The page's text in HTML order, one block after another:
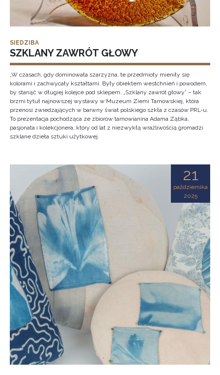
SIEDZIBA
SZKLANY ZAWRÓT GŁOWY
„W czasach, gdy dominowała szarzyzna, te przedmioty mieniły się
kolorami i zachwycały kształtami. Były obiektem westchnień i powodem,
by stanąć w długiej kolejce pod sklepem. „Szklany zawrót głowy” – tak
brzmi tytuł najnowszej wystawy w Muzeum Ziemi Tarnowskiej, która
przenosi zwiedzających w barwny świat polskiego szkła z czasów PRL-u.
To prezentacja pochodząca ze zbiorów tarnowianina Adama Ząbka,
pasjonata i kolekcjonera, który od lat z niezwykłą wrażliwością gromadzi
szklane dzieła sztuki użytkowej.
21
października
2025